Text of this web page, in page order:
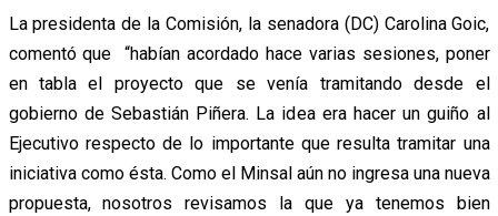
La presidenta de la Comisión, la senadora (DC) Carolina Goic,
comentó que “habían acordado hace varias sesiones, poner
en tabla el proyecto que se venía tramitando desde el
gobierno de Sebastián Piñera. La idea era hacer un guiño al
Ejecutivo respecto de lo importante que resulta tramitar una
iniciativa como ésta. Como el Minsal aún no ingresa una nueva
propuesta, nosotros revisamos la que ya tenemos bien